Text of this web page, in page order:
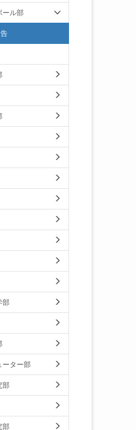
ール部
部
ーター部
部
部